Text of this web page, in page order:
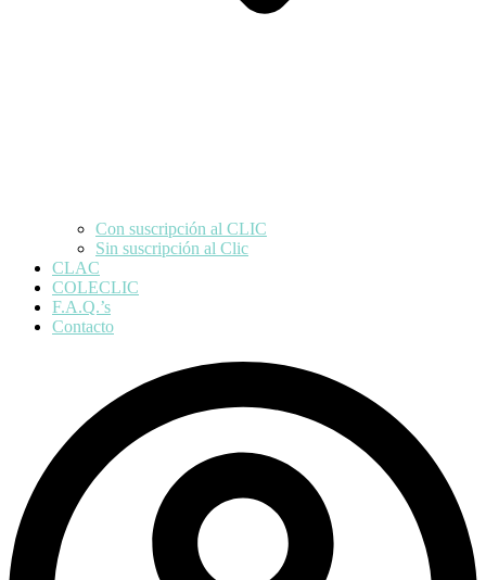
Con suscripción al CLIC
Sin suscripción al Clic
CLAC
COLECLIC
F.A.Q.’s
Contacto